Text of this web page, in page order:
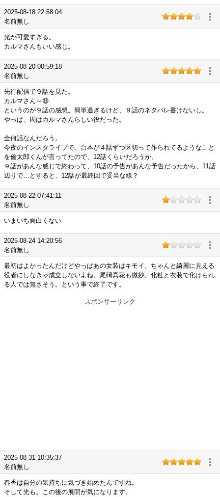
2025-08-18 22:58:04
名前無し
光が可愛すぎる。
カルマさんもいい感じ。
2025-08-20 00:59:18
名前無し
先行配信で９話を見た。
カルマさん～😆
というのが９話の感想。簡単過ぎるけど、９話のネタバレ書けないし。
やっぱ、周はカルマさんらしい役だった。
全何話なんだろう。
今夜のインスタライブで、台本が４話ずつ区切って作られてるようなこと
を倫太郎くんが言ってたので、12話くらいだろうか。
９話があんな感じで終わって、10話の予告があんな予告だったから、11話
辺りで…とすると、12話が最終回で妥当な線？
2025-08-22 07:41:11
名前無し
いまいち面白くない
2025-08-24 14:20:56
名前無し
最初はよかったんだけどやっぱあの女装はキモイ。ちゃんと綺麗に見える
役者にしなきゃ成立しないよね。尾碕真花も微妙。化粧と衣装で化けられ
る人では無さそう。という事で終了です。
スポンサーリンク
2025-08-31 10:35:37
名前無し
春香は自分の気持ちに気づき始めたんですね。
そして光も。この後の展開が気になります。